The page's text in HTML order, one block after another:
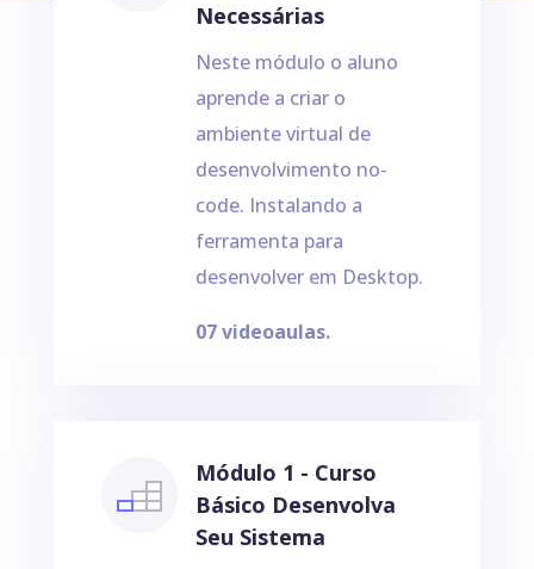
Necessárias
Neste módulo o aluno
aprende a criar o
ambiente virtual de
desenvolvimento no-
code. Instalando a
ferramenta para
desenvolver em Desktop.
07 videoaulas.
Módulo 1 - Curso
Básico Desenvolva
Seu Sistema